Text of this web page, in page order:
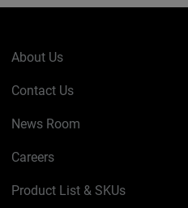
About Us
Contact Us
News Room
Careers
Product List & SKUs